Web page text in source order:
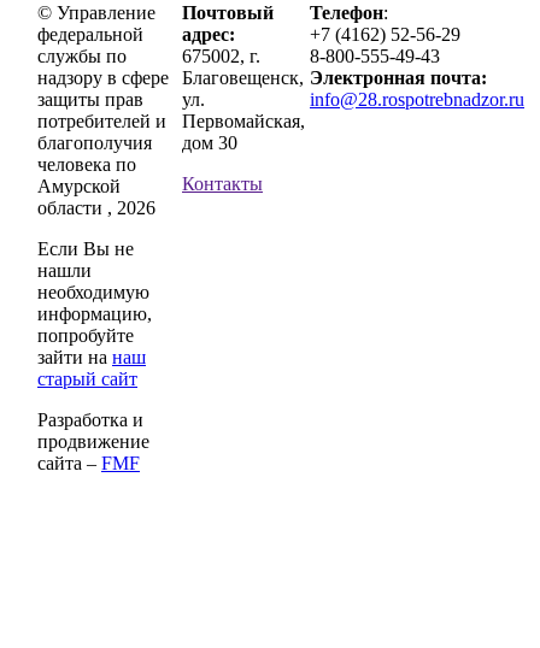
© Управление
федеральной
службы по
надзору в сфере
защиты прав
потребителей и
благополучия
человека по
Амурской
области , 2026
Если Вы не
нашли
необходимую
информацию,
попробуйте
зайти на наш
старый сайт
Разработка и
продвижение
сайта – FMF
Почтовый
адрес:
675002, г.
Благовещенск,
ул.
Первомайская,
дом 30
Контакты
Телефон:
+7 (4162) 52-56-29
8-800-555-49-43
Электронная почта:
info@28.rospotrebnadzor.ru